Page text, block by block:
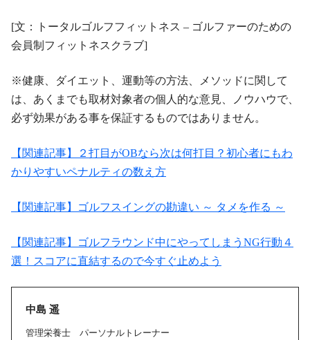
[文：トータルゴルフフィットネス – ゴルファーのための
会員制フィットネスクラブ]
※健康、ダイエット、運動等の方法、メソッドに関して
は、あくまでも取材対象者の個人的な意見、ノウハウで、
必ず効果がある事を保証するものではありません。
【関連記事】２打目がOBなら次は何打目？初心者にもわ
かりやすいペナルティの数え方
【関連記事】ゴルフスイングの勘違い ～ タメを作る ～
【関連記事】ゴルフラウンド中にやってしまうNG行動４
選！スコアに直結するので今すぐ止めよう
中島 遥
管理栄養士 パーソナルトレーナー